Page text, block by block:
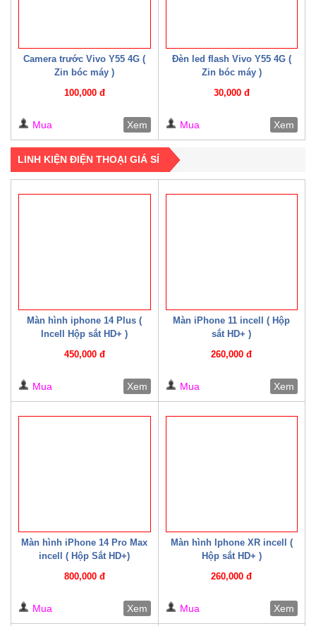
Camera trước Vivo Y55 4G (
Zin bóc máy )
100,000 đ
Mua Xem
Đèn led flash Vivo Y55 4G (
Zin bóc máy )
30,000 đ
Mua Xem
LINH KIỆN ĐIỆN THOẠI GIÁ SỈ
Màn hình iphone 14 Plus (
Incell Hộp sắt HD+ )
450,000 đ
Mua Xem
Màn iPhone 11 incell ( Hộp
sắt HD+ )
260,000 đ
Mua Xem
Màn hình iPhone 14 Pro Max
incell ( Hộp Sắt HD+)
800,000 đ
Mua Xem
Màn hình Iphone XR incell (
Hộp sắt HD+ )
260,000 đ
Mua Xem